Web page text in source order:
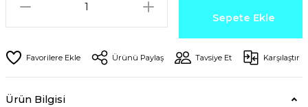
Sepete Ekle
Ürünü Paylaş Tavsiye Et Karşılaştır
Ürün Bilgisi